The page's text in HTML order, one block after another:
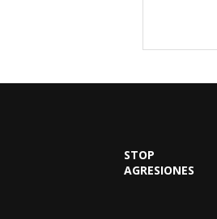
STOP
AGRESIONES